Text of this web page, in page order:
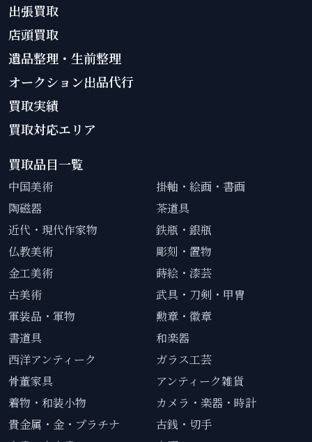
出張買取
店頭買取
遺品整理・生前整理
オークション出品代行
買取実績
買取対応エリア
買取品目一覧
中国美術
掛軸・絵画・書画
陶磁器
茶道具
近代・現代作家物
鉄瓶・銀瓶
仏教美術
彫刻・置物
金工美術
蒔絵・漆芸
古美術
武具・刀剣・甲冑
軍装品・軍物
勲章・徽章
書道具
和楽器
西洋アンティーク
ガラス工芸
骨董家具
アンティーク雑貨
着物・和装小物
カメラ・楽器・時計
貴金属・金・プラチナ
古銭・切手